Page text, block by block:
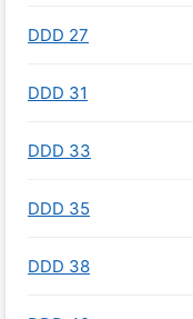
DDD 27
DDD 31
DDD 33
DDD 35
DDD 38